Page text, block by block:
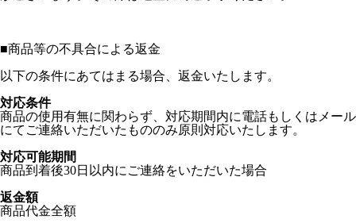
■商品等の不具合による返金
以下の条件にあてはまる場合、返金いたします。
対応条件
商品の使用有無に関わらず、対応期間内に電話もしくはメール
にてご連絡いただいたもののみ原則対応いたします。
対応可能期間
商品到着後30日以内にご連絡をいただいた場合
返金額
商品代金全額